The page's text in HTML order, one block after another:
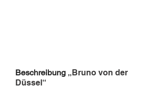
Beschreibung „Bruno von der
Düssel“